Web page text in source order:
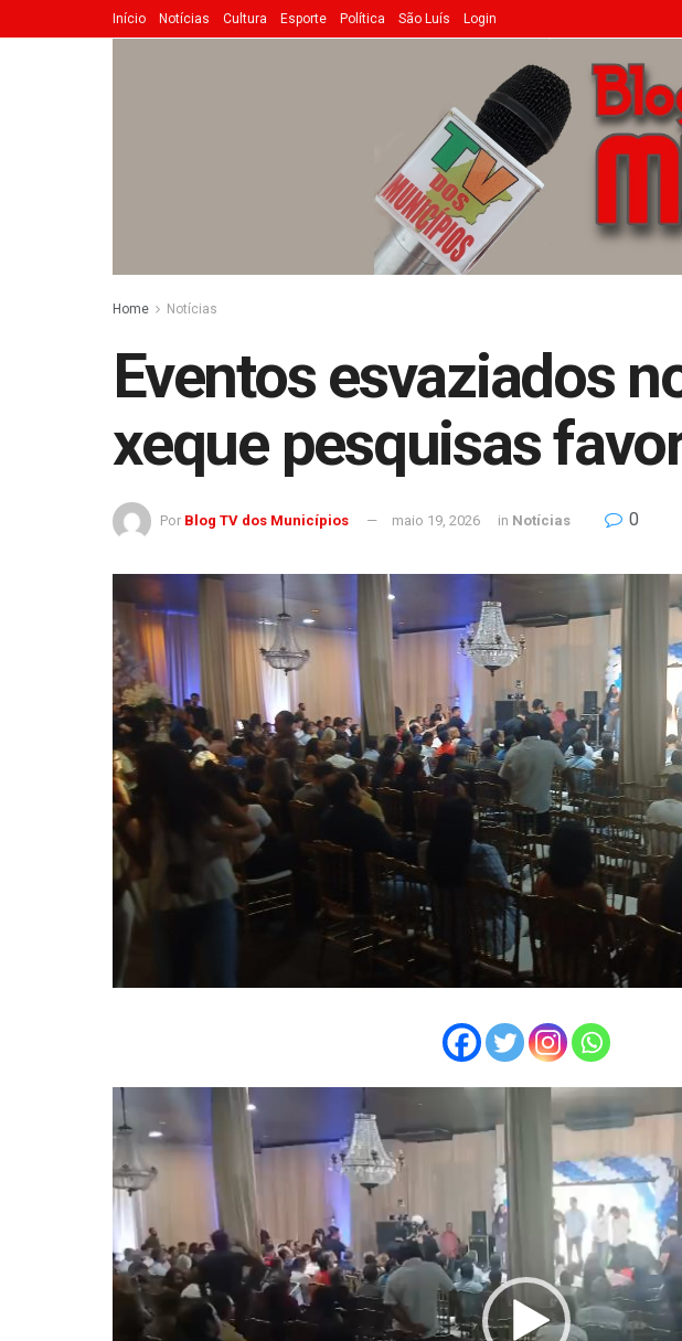
Início Notícias Cultura Esporte Política São Luís Login
Home Notícias
Eventos esvaziados
xeque pesquisas
Por Blog TV dos Municípios maio 19, 2026 in Notícias 0
de
vídeo